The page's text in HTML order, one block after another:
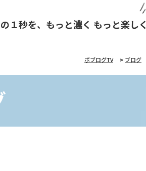
１秒を、もっと濃く もっと楽しく
ボブログTV > ブログ